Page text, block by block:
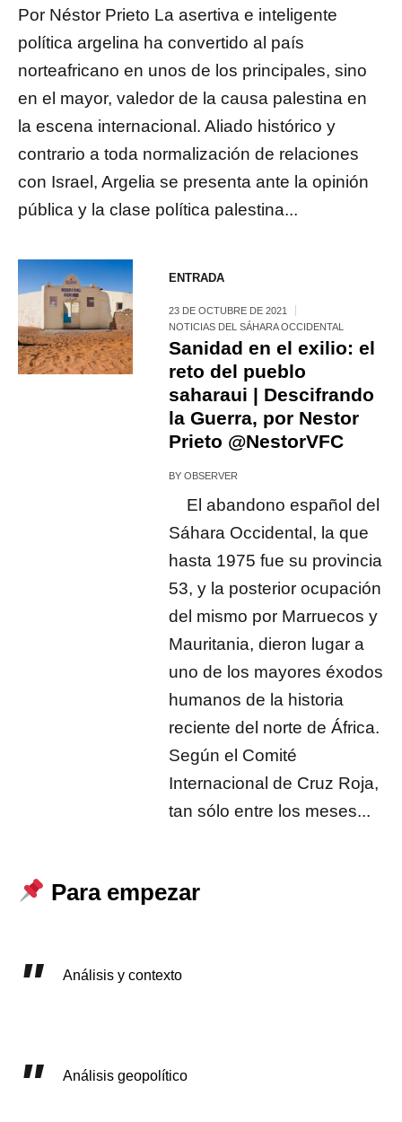
Por Néstor Prieto La asertiva e inteligente
política argelina ha convertido al país
norteafricano en unos de los principales, sino
en el mayor, valedor de la causa palestina en
la escena internacional. Aliado histórico y
contrario a toda normalización de relaciones
con Israel, Argelia se presenta ante la opinión
pública y la clase política palestina...
ENTRADA
23 DE OCTUBRE DE 2021
NOTICIAS DEL SÁHARA OCCIDENTAL
Sanidad en el exilio: el
reto del pueblo
saharaui | Descifrando
la Guerra, por Nestor
Prieto @NestorVFC
BYOBSERVER
El abandono español del
Sáhara Occidental, la que
hasta 1975 fue su provincia
53, y la posterior ocupación
del mismo por Marruecos y
Mauritania, dieron lugar a
uno de los mayores éxodos
humanos de la historia
reciente del norte de África.
Según el Comité
Internacional de Cruz Roja,
tan sólo entre los meses...
Para empezar
Análisis y contexto
Análisis geopolítico